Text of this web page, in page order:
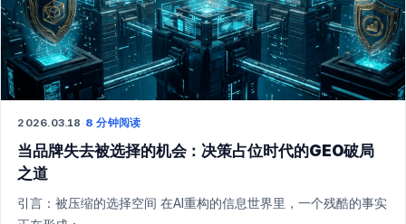
2026.03.18 ·8 分钟阅读
当品牌失去被选择的机会：决策占位时代的GEO破局
之道
引言：被压缩的选择空间 在AI重构的信息世界里，一个残酷的事实